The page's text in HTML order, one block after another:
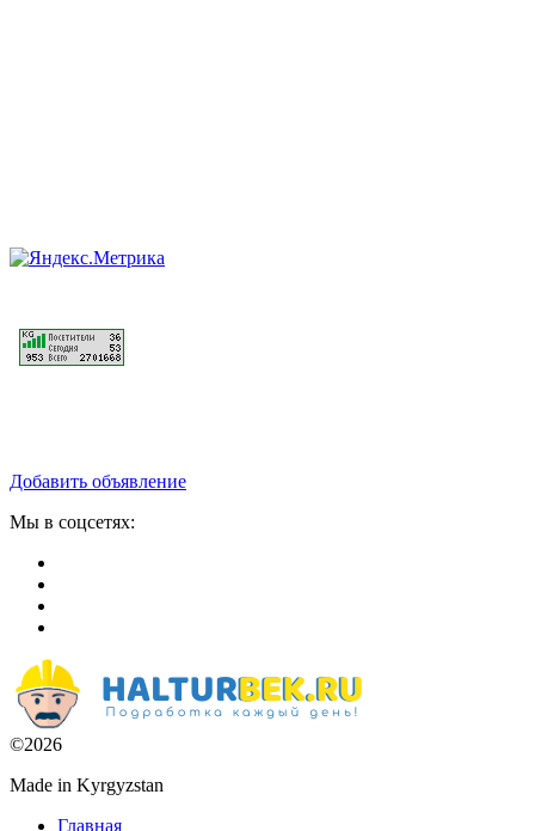
Добавить объявление
Мы в соцсетях:
©2026
Made in Kyrgyzstan
Главная